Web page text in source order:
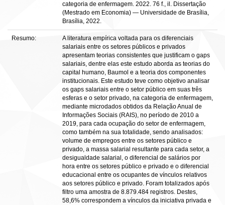
categoria de enfermagem. 2022. 76 f., il. Dissertação
(Mestrado em Economia) — Universidade de Brasília,
Brasília, 2022.
Resumo:
A literatura empírica voltada para os diferenciais
salariais entre os setores públicos e privados
apresentam teorias consistentes que justificam o gaps
salariais, dentre elas este estudo aborda as teorias do
capital humano, Baumol e a teoria dos componentes
institucionais. Este estudo teve como objetivo analisar
os gaps salariais entre o setor público em suas três
esferas e o setor privado, na categoria de enfermagem,
mediante microdados obtidos da Relação Anual de
Informações Sociais (RAIS), no período de 2010 a
2019, para cada ocupação do setor de enfermagem,
como também na sua totalidade, sendo analisados:
volume de empregos entre os setores público e
privado, a massa salarial resultante para cada setor, a
desigualdade salarial, o diferencial de salários por
hora entre os setores público e privado e o diferencial
educacional entre os ocupantes de vínculos relativos
aos setores público e privado. Foram totalizados após
filtro uma amostra de 8.879.484 registros. Destes,
58,6% correspondem a vínculos da iniciativa privada e